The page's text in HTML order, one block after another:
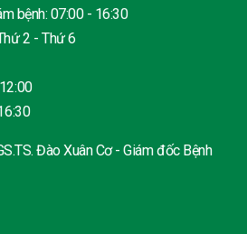
07:00 - 16:30
2 - Thứ 6
Đào Xuân Cơ - Giám đốc Bệnh